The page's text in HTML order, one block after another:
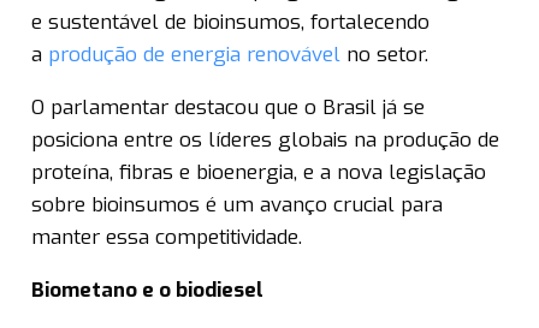
e sustentável de bioinsumos, fortalecendo
a produção de energia renovável no setor.
O parlamentar destacou que o Brasil já se
posiciona entre os líderes globais na produção de
proteína, fibras e bioenergia, e a nova legislação
sobre bioinsumos é um avanço crucial para
manter essa competitividade.
Biometano e o biodiesel